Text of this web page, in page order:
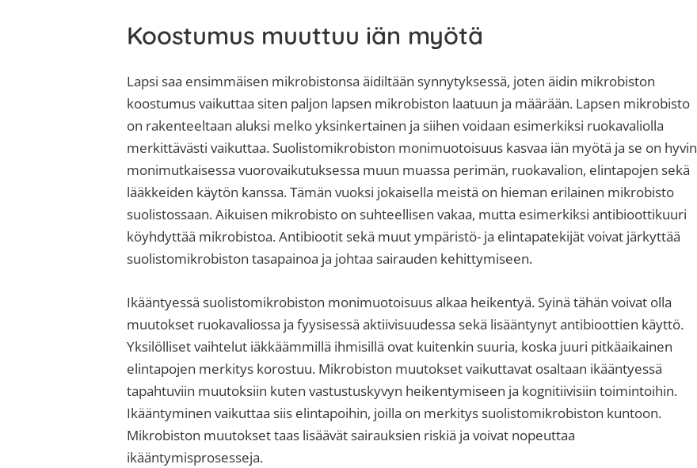
Koostumus muuttuu iän myötä
Lapsi saa ensimmäisen mikrobistonsa äidiltään synnytyksessä, joten äidin mikrobiston
koostumus vaikuttaa siten paljon lapsen mikrobiston laatuun ja määrään. Lapsen mikrobisto
on rakenteeltaan aluksi melko yksinkertainen ja siihen voidaan esimerkiksi ruokavaliolla
merkittävästi vaikuttaa. Suolistomikrobiston monimuotoisuus kasvaa iän myötä ja se on hyvin
monimutkaisessa vuorovaikutuksessa muun muassa perimän, ruokavalion, elintapojen sekä
lääkkeiden käytön kanssa. Tämän vuoksi jokaisella meistä on hieman erilainen mikrobisto
suolistossaan. Aikuisen mikrobisto on suhteellisen vakaa, mutta esimerkiksi antibioottikuuri
köyhdyttää mikrobistoa. Antibiootit sekä muut ympäristö- ja elintapatekijät voivat järkyttää
suolistomikrobiston tasapainoa ja johtaa sairauden kehittymiseen.
Ikääntyessä suolistomikrobiston monimuotoisuus alkaa heikentyä. Syinä tähän voivat olla
muutokset ruokavaliossa ja fyysisessä aktiivisuudessa sekä lisääntynyt antibioottien käyttö.
Yksilölliset vaihtelut iäkkäämmillä ihmisillä ovat kuitenkin suuria, koska juuri pitkäaikainen
elintapojen merkitys korostuu. Mikrobiston muutokset vaikuttavat osaltaan ikääntyessä
tapahtuviin muutoksiin kuten vastustuskyvyn heikentymiseen ja kognitiivisiin toimintoihin.
Ikääntyminen vaikuttaa siis elintapoihin, joilla on merkitys suolistomikrobiston kuntoon.
Mikrobiston muutokset taas lisäävät sairauksien riskiä ja voivat nopeuttaa
ikääntymisprosesseja.